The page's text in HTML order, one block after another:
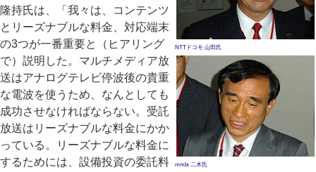
NTTドコモ 山田氏
mmbi 二木氏
隆持氏は、「我々は、コンテンツ
とリーズナブルな料金、対応端末
の3つが一番重要と（ヒアリング
で）説明した。マルチメディア放
送はアナログテレビ停波後の貴重
な電波を使うため、なんとしても
成功させなければならない。受託
放送はリーズナブルな料金にかか
っている。リーズナブルな料金に
するためには、設備投資の委託料